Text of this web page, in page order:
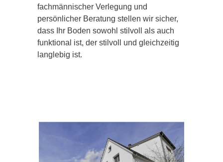
fachmännischer Verlegung und
persönlicher Beratung stellen wir sicher,
dass Ihr Boden sowohl stilvoll als auch
funktional ist, der stilvoll und gleichzeitig
langlebig ist.